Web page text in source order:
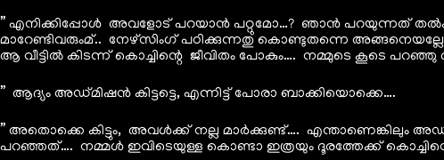
” എനിക്കിപ്പോൾ അവളോട് പറയാൻ പറ്റുമോ…? ഞാൻ പറയുന്നത്
മാറേണ്ടിവരുംമ്.. നേഴ്സിംഗ് പഠിക്കുന്നതു കൊണ്ടുതന്നെ
ആ വീട്ടിൽ കിടന്ന് കൊച്ചിന്റെ ജീവിതം പോകും…. നമ്മുടെ കൂടെ
” ആദ്യം അഡ്മിഷൻ കിട്ടട്ടെ, എന്നിട്ട് പോരാ ബാക്കിയൊക്കെ….
” അതൊക്കെ കിട്ടും, അവൾക്ക് നല്ല മാർക്കുണ്ട്…. എന്താണെങ്കിലും
പറഞ്ഞത്…. നമ്മൾ ഇവിടെയുള്ള കൊണ്ടാ ഇത്രയും ദൂരത്തേക്ക്